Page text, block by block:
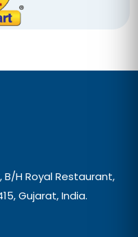
B/H Royal Restaurant,
Gujarat, India.